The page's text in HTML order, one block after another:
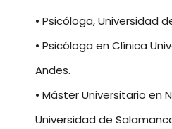
• Psicóloga, Universidad
• Psicóloga en Clínica
Andes.
• Máster Universitario en
Universidad de